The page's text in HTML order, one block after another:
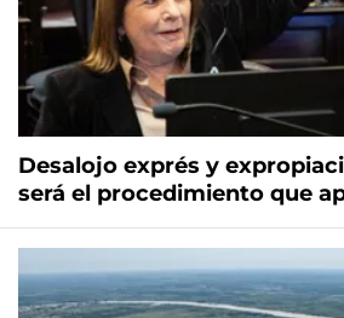
Desalojo exprés y
será el procedimiento que